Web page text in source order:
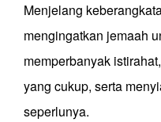
Menjelang
mengingatkan jemaah
memperbanyak
yang cukup, serta
seperlunya.